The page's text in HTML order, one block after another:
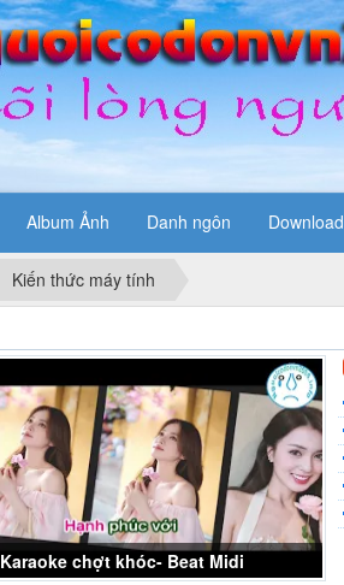
Album Ảnh Danh ngôn Download
Kiến thức máy tính
Karaoke Liều thuốc đắng -Khánh Đơn